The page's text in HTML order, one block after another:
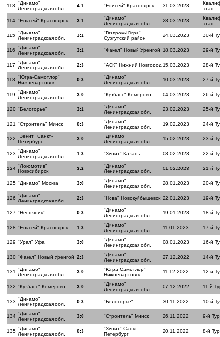
113 "Динамо"
Ленинградксая обл.
4:1 "Енисей" Красноярск 31.03.2023
этап
114 "Енисей" Красноярск 3:1
"Динамо"
Ленинградксая обл.
28.03.2023
этап
115 "Динамо"
Ленинградксая обл.
3:1
"Газпром-Югра"
Сургутский район
24.03.2023 30-й
116 "Динамо"
Ленинградксая обл.
3:1 "Факел" Новый Уренгой 18.03.2023 29-й
117 "Динамо"
Ленинградксая обл.
2:3 "АСК" Нижний Новгород 15.03.2023 28-й
118 "Югра-Самотлор"
Нижневартовск
0:3
"Динамо"
Ленинградксая обл.
10.03.2023 27-й
119 "Динамо"
Ленинградксая обл.
3:0 "Кузбасс" Кемерово 04.03.2023 26-й
120 "Белогорье" 3:1
"Динамо"
Ленинградксая обл.
23.02.2023 25-й
121 "Строитель" Минск 0:3
"Динамо"
Ленинградксая обл.
19.02.2023 24-й
122 "Зенит" Санкт-
Петербург
3:0
"Динамо"
Ленинградксая обл.
15.02.2023 23-й
123 "Динамо"
Ленинградксая обл.
1:3 "Зенит" Казань 08.02.2023 22-й
124 "Локомотив"
Новосибирск
3:2
"Динамо"
Ленинградксая обл.
01.02.2023 21-й
125 "Динамо" Москва 3:0
"Динамо"
Ленинградксая обл.
28.01.2023 20-й
126 "Динамо"
Ленинградксая обл.
2:3 "Нова" Новокуйбышевск 22.01.2023 19-й
127 "Нефтяник" 0:3
"Динамо"
Ленинградксая обл.
19.01.2023 18-й
128 "Енисей" Красноярск 1:3
"Динамо"
Ленинградксая обл.
11.01.2023 17-й
129 "Урал" Уфа 3:0
"Динамо"
Ленинградксая обл.
08.01.2023 16-й
130 "Факел" Новый Уренгой 2:3
"Динамо"
Ленинградксая обл.
27.12.2022 14-й
131 "Динамо"
Ленинградксая обл.
3:0
"Югра-Самотлор"
Нижневартовск
11.12.2022 12-й
132 "Кузбасс" Кемерово 3:0
"Динамо"
Ленинградксая обл.
07.12.2022 11-й
133 "Динамо"
Ленинградксая обл.
0:3 "Белогорье" 30.11.2022 10-й
134 "Динамо"
Ленинградксая обл.
3:0 "Строитель" Минск 26.11.2022 9-й Тур
135 "Динамо"
Ленинградксая обл.
0:3
"Зенит" Санкт-
Петербург
20.11.2022 8-й Тур